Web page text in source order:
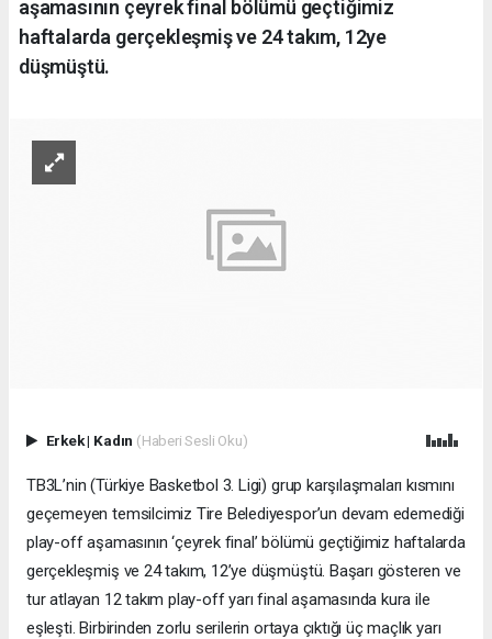
aşamasının çeyrek final bölümü geçtiğimiz
haftalarda gerçekleşmiş ve 24 takım, 12ye
düşmüştü.
Erkek| Kadın (Haberi Sesli Oku)
TB3L’nin (Türkiye Basketbol 3. Ligi) grup karşılaşmaları kısmını
geçemeyen temsilcimiz Tire Belediyespor’un devam edemediği
play-off aşamasının ‘çeyrek final’ bölümü geçtiğimiz haftalarda
gerçekleşmiş ve 24 takım, 12’ye düşmüştü. Başarı gösteren ve
tur atlayan 12 takım play-off yarı final aşamasında kura ile
eşleşti. Birbirinden zorlu serilerin ortaya çıktığı üç maçlık yarı